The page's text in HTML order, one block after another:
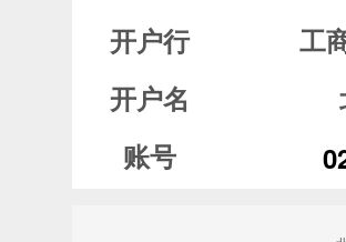
开户行
工
开户名
账号